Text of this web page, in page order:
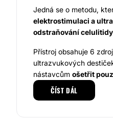
Jedná se o metodu,
elektrostimulaci a
odstraňování celulitidy
Přístroj obsahuje 6
ultrazvukových
nástavcům ošetřit
Body-Space VacuTherm běžicí
ČÍST DÁL